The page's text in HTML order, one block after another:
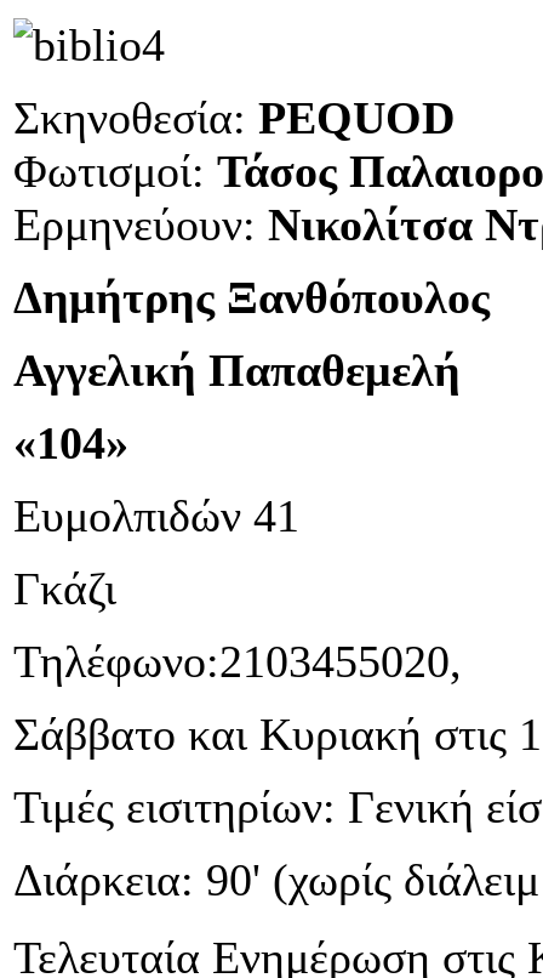
Σκηνοθεσία: PEQUOD
Φωτισμοί: Τάσος
Ερμηνεύουν: Νικολίτσα
Δημήτρης Ξανθόπουλος
Αγγελική Παπαθεμελή
«104»
Eυμολπιδών 41
Γκάζι
Τηλέφωνο:2103455020,
Σάββατο και Κυριακή στις
Τιμές εισιτηρίων: Γενική
Διάρκεια: 90' (χωρίς
Τελευταία Ενημέρωση